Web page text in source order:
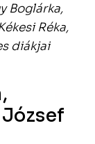
Boglárka,
Réka,
diákjai